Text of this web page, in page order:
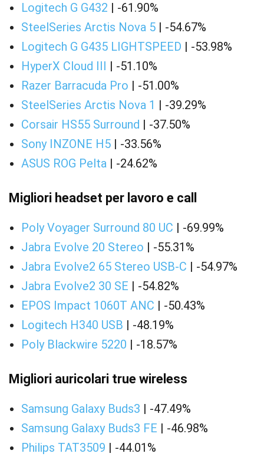
Logitech G G432 | -61.90%
SteelSeries Arctis Nova 5 | -54.67%
Logitech G G435 LIGHTSPEED | -53.98%
HyperX Cloud III | -51.10%
Razer Barracuda Pro | -51.00%
SteelSeries Arctis Nova 1 | -39.29%
Corsair HS55 Surround | -37.50%
Sony INZONE H5 | -33.56%
ASUS ROG Pelta | -24.62%
Migliori headset per lavoro e call
Poly Voyager Surround 80 UC | -69.99%
Jabra Evolve 20 Stereo | -55.31%
Jabra Evolve2 65 Stereo USB-C | -54.97%
Jabra Evolve2 30 SE | -54.82%
EPOS Impact 1060T ANC | -50.43%
Logitech H340 USB | -48.19%
Poly Blackwire 5220 | -18.57%
Migliori auricolari true wireless
Samsung Galaxy Buds3 | -47.49%
Samsung Galaxy Buds3 FE | -46.98%
Philips TAT3509 | -44.01%